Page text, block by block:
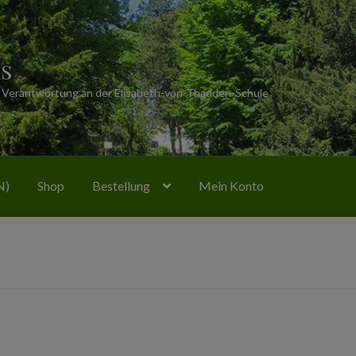
an der Elisabeth-von-Thadden-Schule
Shop Bestellung Mein Konto